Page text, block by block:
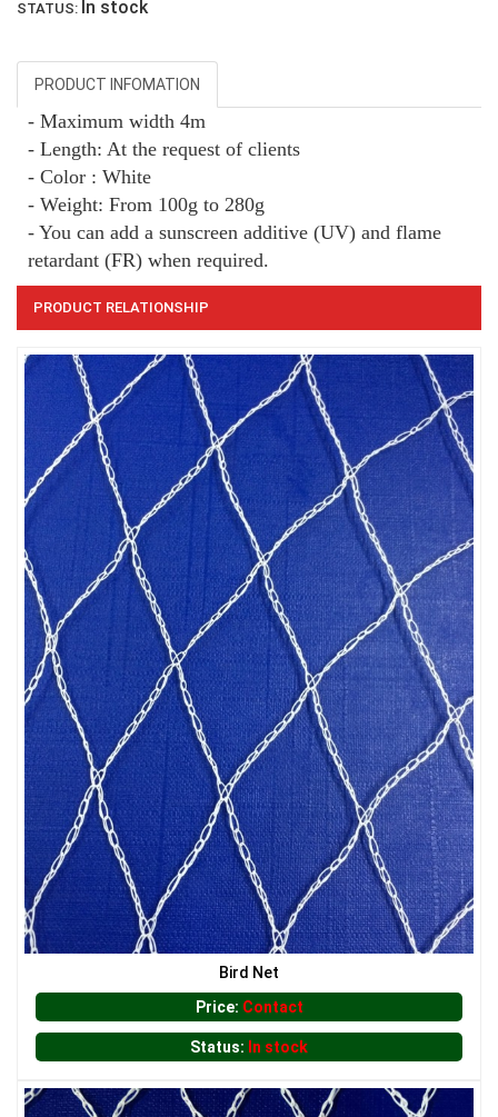
LƯỚI CHẮN CÔN TRÙNG
LƯỚI CHẮN CÔN TRÙNG
LƯỚI CHE NẮNG
LƯỚI PHƠI NÔNG SẢN
LƯỚI HÀNG RÀO HÌNH VUÔNG
LƯỚI NUÔI TRỒNG HẢI SẢN
STATUS: In stock
PRODUCT INFOMATION
- Maximum width 4m
- Length: At the request of clients
- Color : White
- Weight: From 100g to 280g
- You can add a sunscreen additive (UV) and flame
retardant (FR) when required.
PRODUCT RELATIONSHIP
Bird Net
Price: Contact
Status: In stock